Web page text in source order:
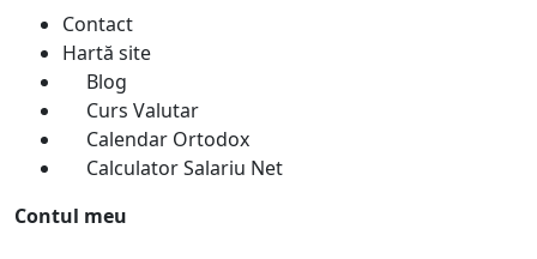
Contact
Hartă site
Blog
Curs Valutar
Calendar Ortodox
Calculator Salariu Net
Contul meu